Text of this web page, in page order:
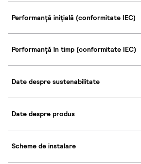
Performanță inițială (conformitate IEC)
Performanță în timp (conformitate IEC)
Date despre sustenabilitate
Date despre produs
Scheme de instalare